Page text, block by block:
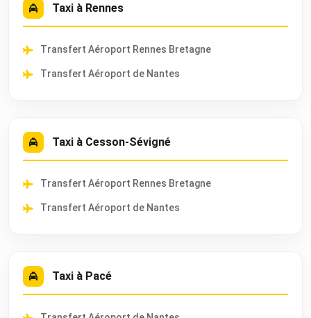
Taxi à Rennes
Transfert Aéroport Rennes Bretagne
Transfert Aéroport de Nantes
Taxi à Cesson-Sévigné
Transfert Aéroport Rennes Bretagne
Transfert Aéroport de Nantes
Taxi à Pacé